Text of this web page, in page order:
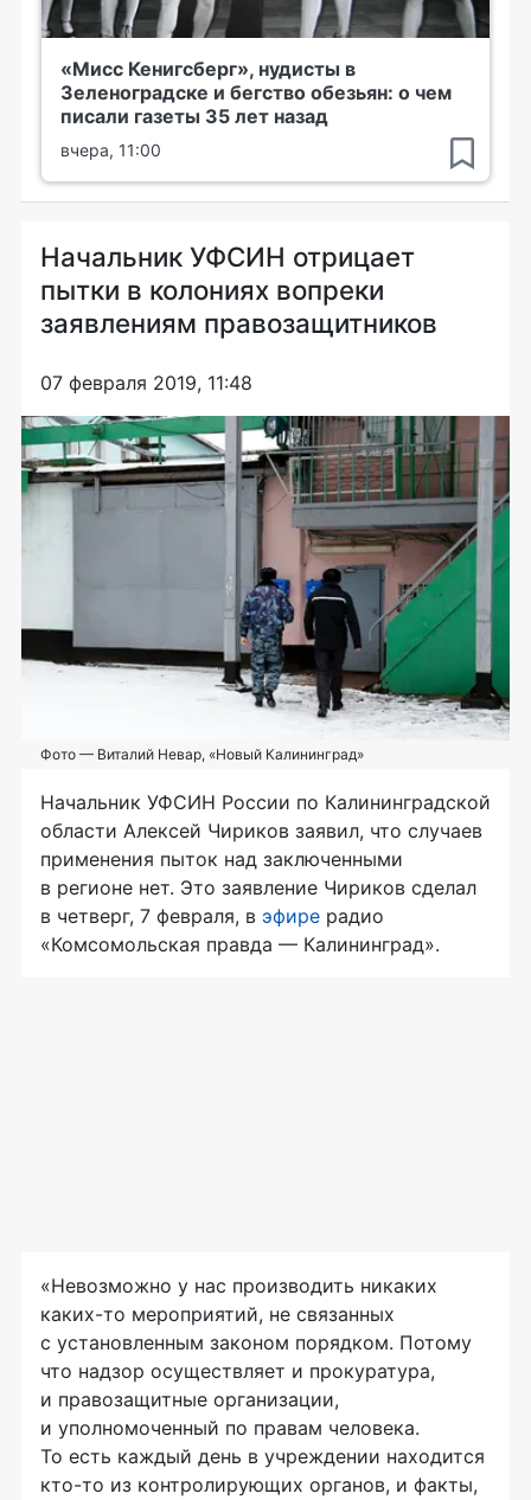
«Мисс Кенигсберг», нудисты в
Зеленоградске и бегство обезьян: о чем
писали газеты 35 лет назад
вчера, 11:00
Начальник УФСИН отрицает
пытки в колониях вопреки
заявлениям правозащитников
07 февраля 2019, 11:48
Фото — Виталий Невар, «Новый Калининград»
Начальник УФСИН России по Калининградской
области Алексей Чириков заявил, что случаев
применения пыток над заключенными
в регионе нет. Это заявление Чириков сделал
в четверг, 7 февраля, в эфире радио
«Комсомольская правда — Калининград».
«Невозможно у нас производить никаких
каких-то мероприятий, не связанных
с установленным законом порядком. Потому
что надзор осуществляет и прокуратура,
и правозащитные организации,
и уполномоченный по правам человека.
То есть каждый день в учреждении находится
кто-то из контролирующих органов, и факты,